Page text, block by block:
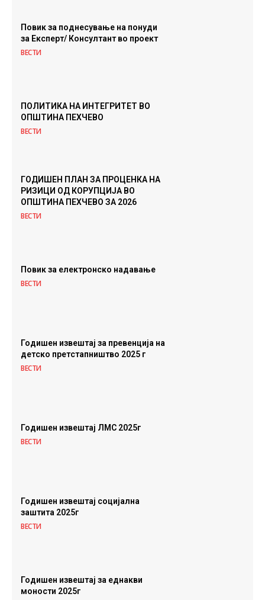
Повик за поднесување на понуди
за Експерт/ Консултант во проект
ВЕСТИ
ПОЛИТИКА НА ИНТЕГРИТЕТ ВО
ОПШТИНА ПЕХЧЕВО
ВЕСТИ
ГОДИШЕН ПЛАН ЗА ПРОЦЕНКА НА
РИЗИЦИ ОД КОРУПЦИЈА ВО
ОПШТИНА ПЕХЧЕВО ЗА 2026
ВЕСТИ
Повик за електронско надавање
ВЕСТИ
Годишен извештај за превенција на
детско претстапништво 2025 г
ВЕСТИ
Годишен извештај ЛМС 2025г
ВЕСТИ
Годишен извештај социјална
заштита 2025г
ВЕСТИ
Годишен извештај за еднакви
моности 2025г